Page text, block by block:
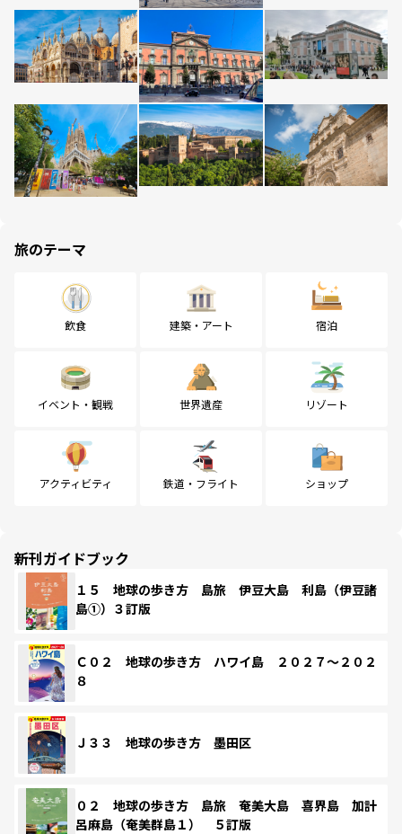
旅のテーマ
飲食 建築・アート 宿泊
イベント・観戦 世界遺産 リゾート
アクティビティ 鉄道・フライト ショップ
新刊ガイドブック
１５ 地球の歩き方 島旅 伊豆大島 利島（伊豆諸
島①）３訂版
Ｃ０２ 地球の歩き方 ハワイ島 ２０２７～２０２
８
Ｊ３３ 地球の歩き方 墨田区
０２ 地球の歩き方 島旅 奄美大島 喜界島 加計
呂麻島（奄美群島１） ５訂版